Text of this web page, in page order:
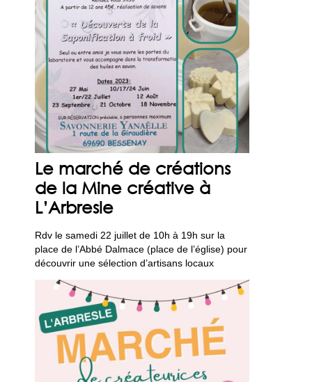
Le marché de créations
de la Mine créative à
L’Arbresle
Rdv le samedi 22 juillet de 10h à 19h sur la
place de l’Abbé Dalmace (place de l’église) pour
découvrir une sélection d’artisans locaux